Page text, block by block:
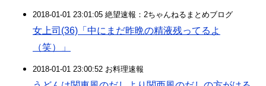
2018-01-01 23:01:05 絶望速報：2ちゃんねるまとめブログ
女上司(36)「中にまだ昨晩の精液残ってるよ
（笑）」
2018-01-01 23:00:52 お料理速報